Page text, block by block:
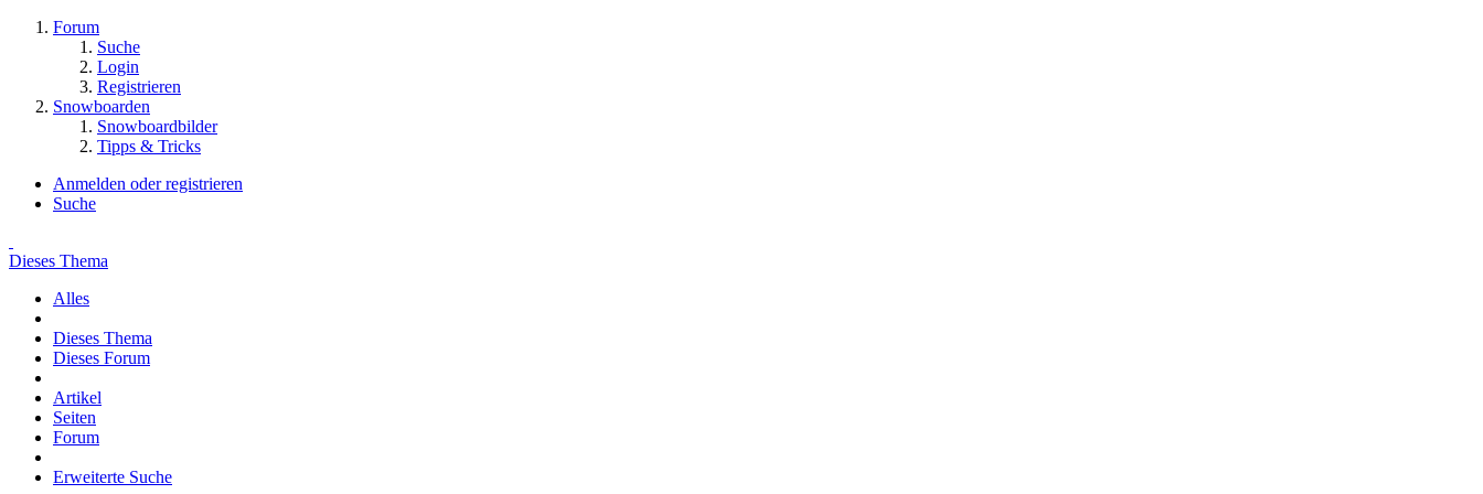
Forum
Suche
Login
Registrieren
Snowboarden
Snowboardbilder
Tipps & Tricks
Anmelden oder registrieren
Suche
Dieses Thema
Alles
Dieses Thema
Dieses Forum
Artikel
Seiten
Forum
Erweiterte Suche